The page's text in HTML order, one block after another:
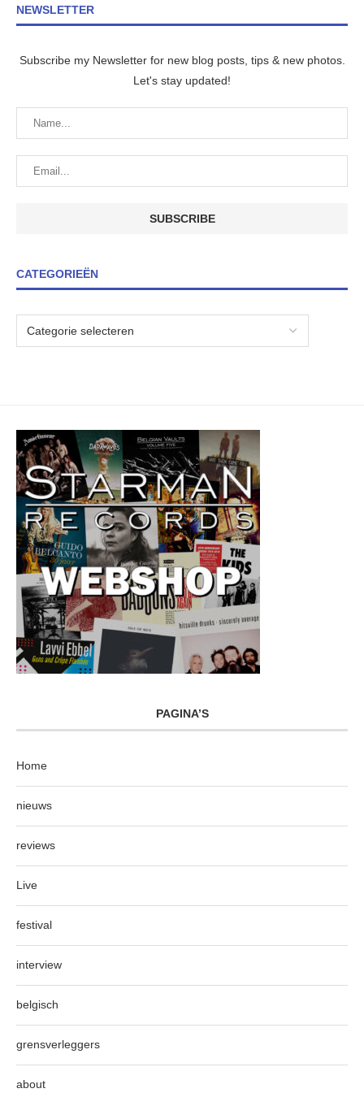
NEWSLETTER
Subscribe my Newsletter for new blog posts, tips & new photos.
Let's stay updated!
CATEGORIEËN
PAGINA’S
Home
nieuws
reviews
Live
festival
interview
belgisch
grensverleggers
about